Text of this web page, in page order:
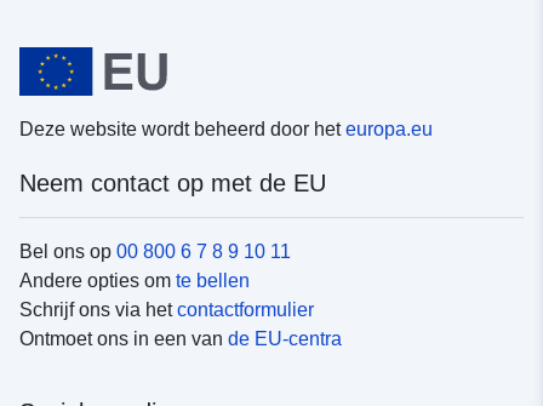
Deze website wordt beheerd door heteuropa.eu
Neem contact op met de EU
Bel ons op 00 800 6 7 8 9 10 11
Andere opties om te bellen
Schrijf ons via hetcontactformulier
Ontmoet ons in een van de EU-centra